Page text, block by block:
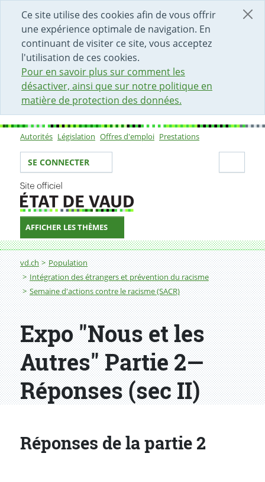
Ce site utilise des cookies afin de vous offrir
une expérience optimale de navigation. En
continuant de visiter ce site, vous acceptez
l'utilisation de ces cookies.
Pour en savoir plus sur comment les
désactiver, ainsi que sur notre politique en
matière de protection des données.
DÉBUT DU CONTENU DE LA PAGE
ACCÈS AU CHAMP DE RECHERCHE
PAGE D'ACCUEIL
FORMULAIRE DE CONTACT
Sous-navigation
Autorités Législation Offres d'emploi Prestations
Votre identité
SE CONNECTER
AFFICHER LES THÈMES
Fil d'Ariane
vd.ch
Population
Intégration des étrangers et prévention du racisme
Semaine d'actions contre le racisme (SACR)
Expo "Nous et les
Autres" Partie 2—
Réponses (sec II)
Réponses de la partie 2